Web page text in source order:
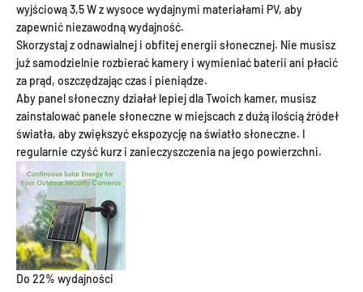
wyjściową 3,5 W z wysoce wydajnymi materiałami PV, aby
zapewnić niezawodną wydajność.
Skorzystaj z odnawialnej i obfitej energii słonecznej. Nie musisz
już samodzielnie rozbierać kamery i wymieniać baterii ani płacić
za prąd, oszczędzając czas i pieniądze.
Aby panel słoneczny działał lepiej dla Twoich kamer, musisz
zainstalować panele słoneczne w miejscach z dużą ilością źródeł
światła, aby zwiększyć ekspozycję na światło słoneczne. I
regularnie czyść kurz i zanieczyszczenia na jego powierzchni.
Do 22% wydajności